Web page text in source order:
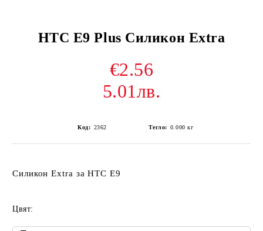
HTC E9 Plus Силикон Extra
€2.56
5.01лв.
Код: 2362 Тегло: 0.000 кг
Силикон Extra за HTC Е9
Цвят: